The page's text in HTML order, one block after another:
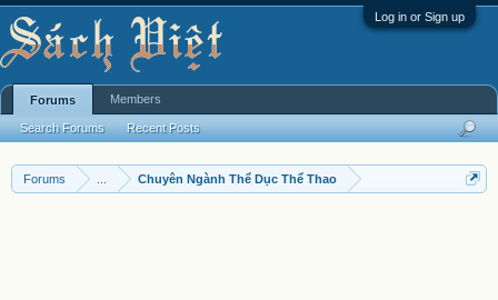
Log in or Sign up
Forums Chuyên Ngành Thể Dục Thể Thao
Forums
Search Forums Recent Posts
Members